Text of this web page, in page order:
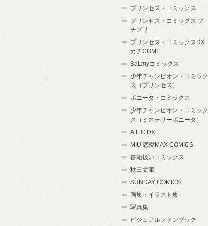
プリンセス・コミックス
プリンセス・コミックス プ
チプリ
プリンセス・コミックスDX
カチCOMI
BaLmyコミックス
少年チャンピオン・コミック
ス（プリンセス）
ボニータ・コミックス
少年チャンピオン・コミック
ス（ミステリーボニータ）
A.L.C.DX
MIU 恋愛MAX COMICS
書籍扱いコミックス
秋田文庫
SUNDAY COMICS
画集・イラスト集
写真集
ビジュアルファンブック